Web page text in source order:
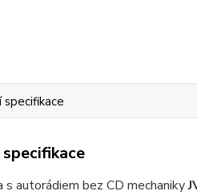
s autorádiem bez CD mechaniky